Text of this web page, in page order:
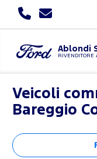
Ablondi
RIVENDITORE
Veicoli
Bareggio